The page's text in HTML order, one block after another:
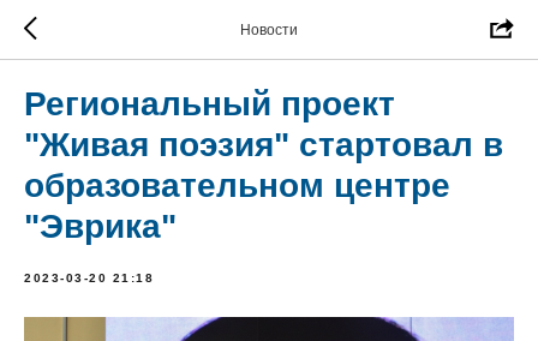
Новости
Региональный проект
"Живая поэзия" стартовал в
образовательном центре
"Эврика"
2023-03-20 21:18